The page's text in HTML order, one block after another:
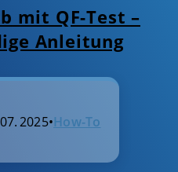
mit QF-Test –
Anleitung
2025•How-To